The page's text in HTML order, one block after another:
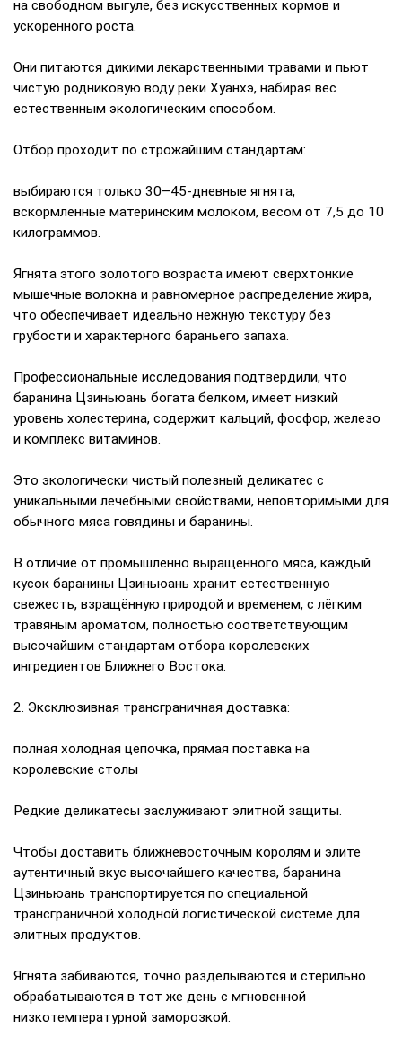
на свободном выгуле, без искусственных кормов и
ускоренного роста.
Они питаются дикими лекарственными травами и пьют
чистую родниковую воду реки Хуанхэ, набирая вес
естественным экологическим способом.
Отбор проходит по строжайшим стандартам:
выбираются только 30–45-дневные ягнята,
вскормленные материнским молоком, весом от 7,5 до 10
килограммов.
Ягнята этого золотого возраста имеют сверхтонкие
мышечные волокна и равномерное распределение жира,
что обеспечивает идеально нежную текстуру без
грубости и характерного бараньего запаха.
Профессиональные исследования подтвердили, что
баранина Цзиньюань богата белком, имеет низкий
уровень холестерина, содержит кальций, фосфор, железо
и комплекс витаминов.
Это экологически чистый полезный деликатес с
уникальными лечебными свойствами, неповторимыми для
обычного мяса говядины и баранины.
В отличие от промышленно выращенного мяса, каждый
кусок баранины Цзиньюань хранит естественную
свежесть, взращённую природой и временем, с лёгким
травяным ароматом, полностью соответствующим
высочайшим стандартам отбора королевских
ингредиентов Ближнего Востока.
2. Эксклюзивная трансграничная доставка:
полная холодная цепочка, прямая поставка на
королевские столы
Редкие деликатесы заслуживают элитной защиты.
Чтобы доставить ближневосточным королям и элите
аутентичный вкус высочайшего качества, баранина
Цзиньюань транспортируется по специальной
трансграничной холодной логистической системе для
элитных продуктов.
Ягнята забиваются, точно разделываются и стерильно
обрабатываются в тот же день с мгновенной
низкотемпературной заморозкой.